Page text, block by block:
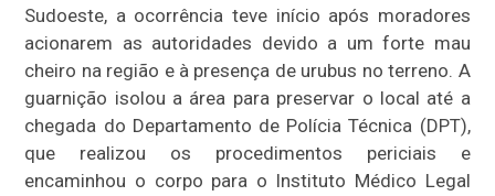
Sudoeste, a ocorrência teve início após moradores
acionarem as autoridades devido a um forte mau
cheiro na região e à presença de urubus no terreno. A
guarnição isolou a área para preservar o local até a
chegada do Departamento de Polícia Técnica (DPT),
que realizou os procedimentos periciais e
encaminhou o corpo para o Instituto Médico Legal